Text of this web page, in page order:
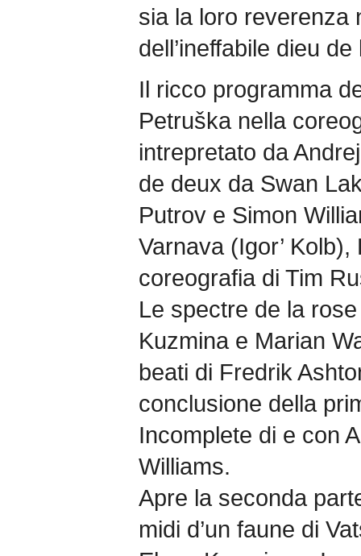
sia la loro reverenza
dell’ineffabile dieu
Il ricco programma
Petruška nella
intrepretato da
de deux da Swan
Putrov e Simon
Varnava (Igor’
coreografia di Tim
Le spectre de la
Kuzmina e Marian
beati di Fredrik
conclusione della
Incomplete di e con
Williams.
Apre la seconda
midi d’un faune di